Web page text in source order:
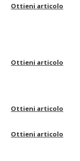
Ottieni articolo
Ottieni articolo
Ottieni articolo
Ottieni articolo